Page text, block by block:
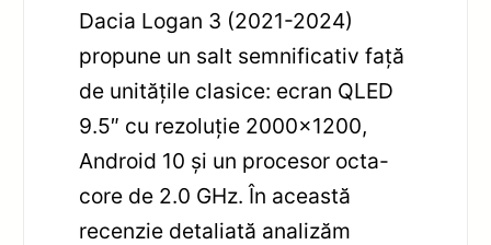
Dacia Logan 3 (2021-2024)
propune un salt semnificativ față
de unitățile clasice: ecran QLED
9.5″ cu rezoluție 2000×1200,
Android 10 și un procesor octa-
core de 2.0 GHz. În această
recenzie detaliată analizăm